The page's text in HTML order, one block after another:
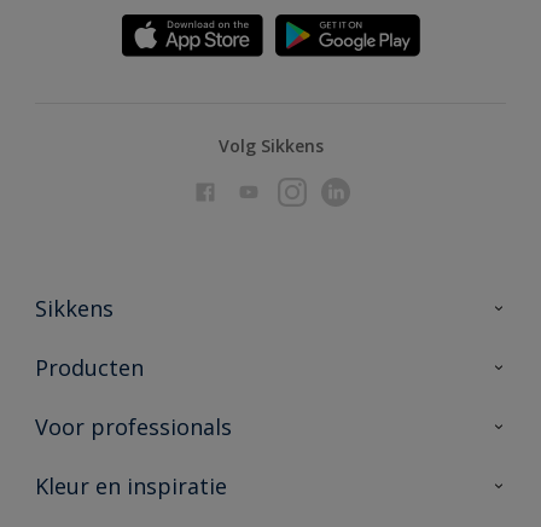
Volg Sikkens
Sikkens
Over Sikkens
Duurzaamheid
Producten
Producten voor binnen
Vind je verkooppunt
Voor professionals
Advies & service
Kleur en inspiratie